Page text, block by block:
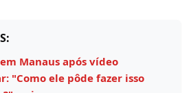
Manaus após vídeo
"Como ele pôde fazer isso